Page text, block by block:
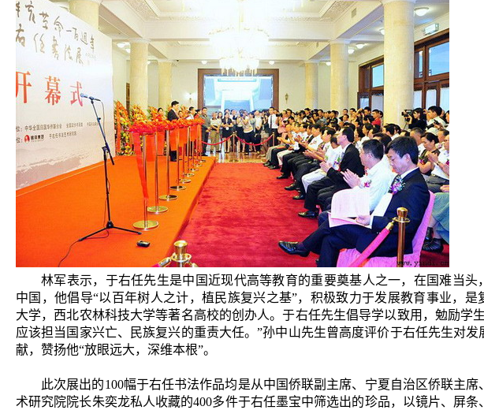
林军表示， 于右任先生是中国近现代高等教育的重要奠基人之一，在国难当头
中国，他倡导“以百年树人之计，植民族复兴之基”，积极致力于发展教育事业，是
大学，西北农林科技大学等著名高校的创办人。于右任先生倡导学以致用，勉励学
应该担当国家兴亡、民族复兴的重责大任。”孙中山先生曾高度评价于右任先生对发
献，赞扬他“放眼远大，深维本根”。
此次展出的100幅于右任书法作品均是从中国侨联副主席、宁夏自治区侨联主席
术研究院院长朱奕龙私人收藏的400多件于右任墨宝中筛选出的珍品，以镜片、屏条